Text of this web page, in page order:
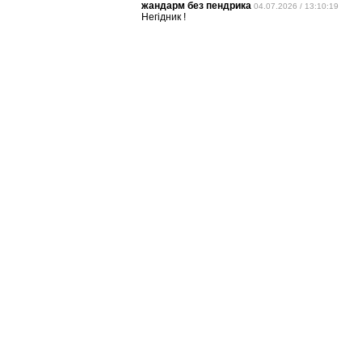
жандарм без пендрика 04.07.2026 / 13:10:19
Негідник !